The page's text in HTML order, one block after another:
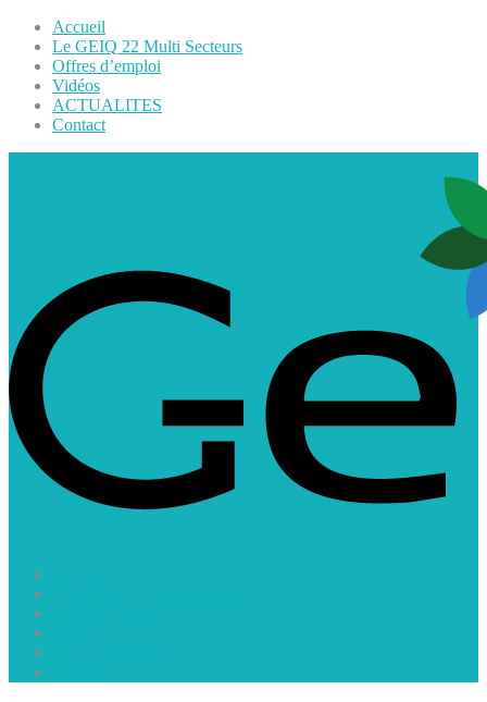
Accueil
Le GEIQ 22 Multi Secteurs
Offres d’emploi
Vidéos
ACTUALITES
Contact